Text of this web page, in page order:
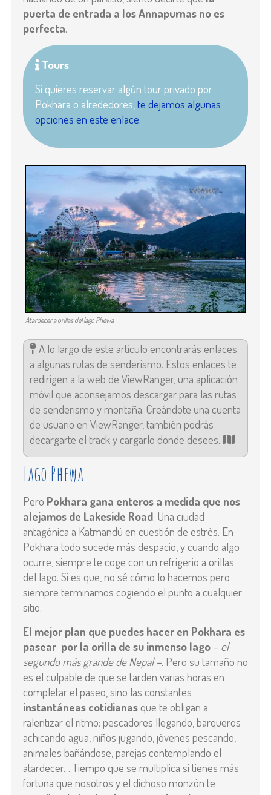
puerta de entrada a los Annapurnas no es
perfecta.
Tours
Si quieres reservar algún tour privado por
Pokhara o alrededores,te dejamos algunas
opciones en este enlace.
Atardecer a orillas del lago Phewa
A lo largo de este artículo encontrarás enlaces
a algunas rutas de senderismo. Estos enlaces te
redirigen a la web de ViewRanger, una aplicación
móvil que aconsejamos descargar para las rutas
de senderismo y montaña. Creándote una cuenta
de usuario en ViewRanger, también podrás
decargarte el track y cargarlo donde desees.
Lago Phewa
Pero Pokhara gana enteros a medida que nos
alejamos de Lakeside Road. Una ciudad
antagónica a Katmandú en cuestión de estrés. En
Pokhara todo sucede más despacio, y cuando algo
ocurre, siempre te coge con un refrigerio a orillas
del lago. Si es que, no sé cómo lo hacemos pero
siempre terminamos cogiendo el punto a cualquier
sitio.
El mejor plan que puedes hacer en Pokhara es
pasear por la orilla de su inmenso lago – el
segundo más grande de Nepal –. Pero su tamaño no
es el culpable de que se tarden varias horas en
completar el paseo, sino las constantes
instantáneas cotidianasque te obligan a
ralentizar el ritmo: pescadores llegando, barqueros
achicando agua, niños jugando, jóvenes pescando,
animales bañándose, parejas contemplando el
atardecer… Tiempo que se multiplica si tienes más
fortuna que nosotros y el dichoso monzón te